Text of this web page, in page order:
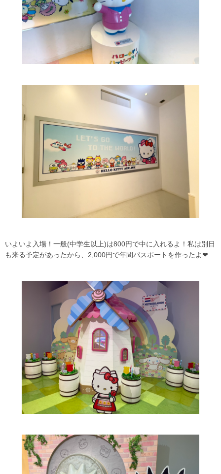
いよいよ入場！一般(中学生以上)は800円で中に入れるよ！私は別日
も来る予定があったから、2,000円で年間パスポートを作ったよ❤